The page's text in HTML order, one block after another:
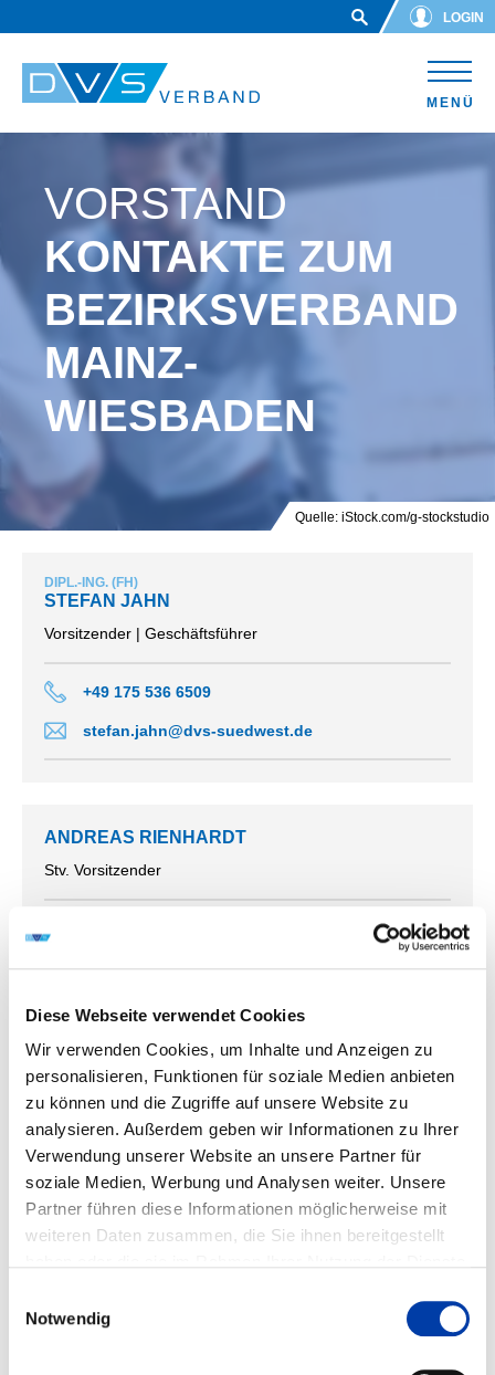
Diese Webseite verwendet Cookies
Wir verwenden Cookies, um Inhalte und Anzeigen zu
personalisieren, Funktionen für soziale Medien anbieten
zu können und die Zugriffe auf unsere Website zu
analysieren. Außerdem geben wir Informationen zu Ihrer
Verwendung unserer Website an unsere Partner für
soziale Medien, Werbung und Analysen weiter. Unsere
Partner führen diese Informationen möglicherweise mit
weiteren Daten zusammen, die Sie ihnen bereitgestellt
Notwendig
LOGIN
MENÜ
Quelle: iStock.com/g-stockstudio
VORSTAND
KONTAKTE ZUM
BEZIRKSVERBAND
MAINZ-
WIESBADEN
DIPL.-ING. (FH)
STEFAN JAHN
Vorsitzender | Geschäftsführer
+49 175 536 6509
stefan.jahn@dvs-suedwest.de
ANDREAS RIENHARDT
Stv. Vorsitzender
a.rienhardt@schweißtechnik-hdh.de
UDO GROBAREK
Vorstand Öffentlichkeit
+49 173 3606865
udo.grobarek@linde.com
OLIVER HUHLE